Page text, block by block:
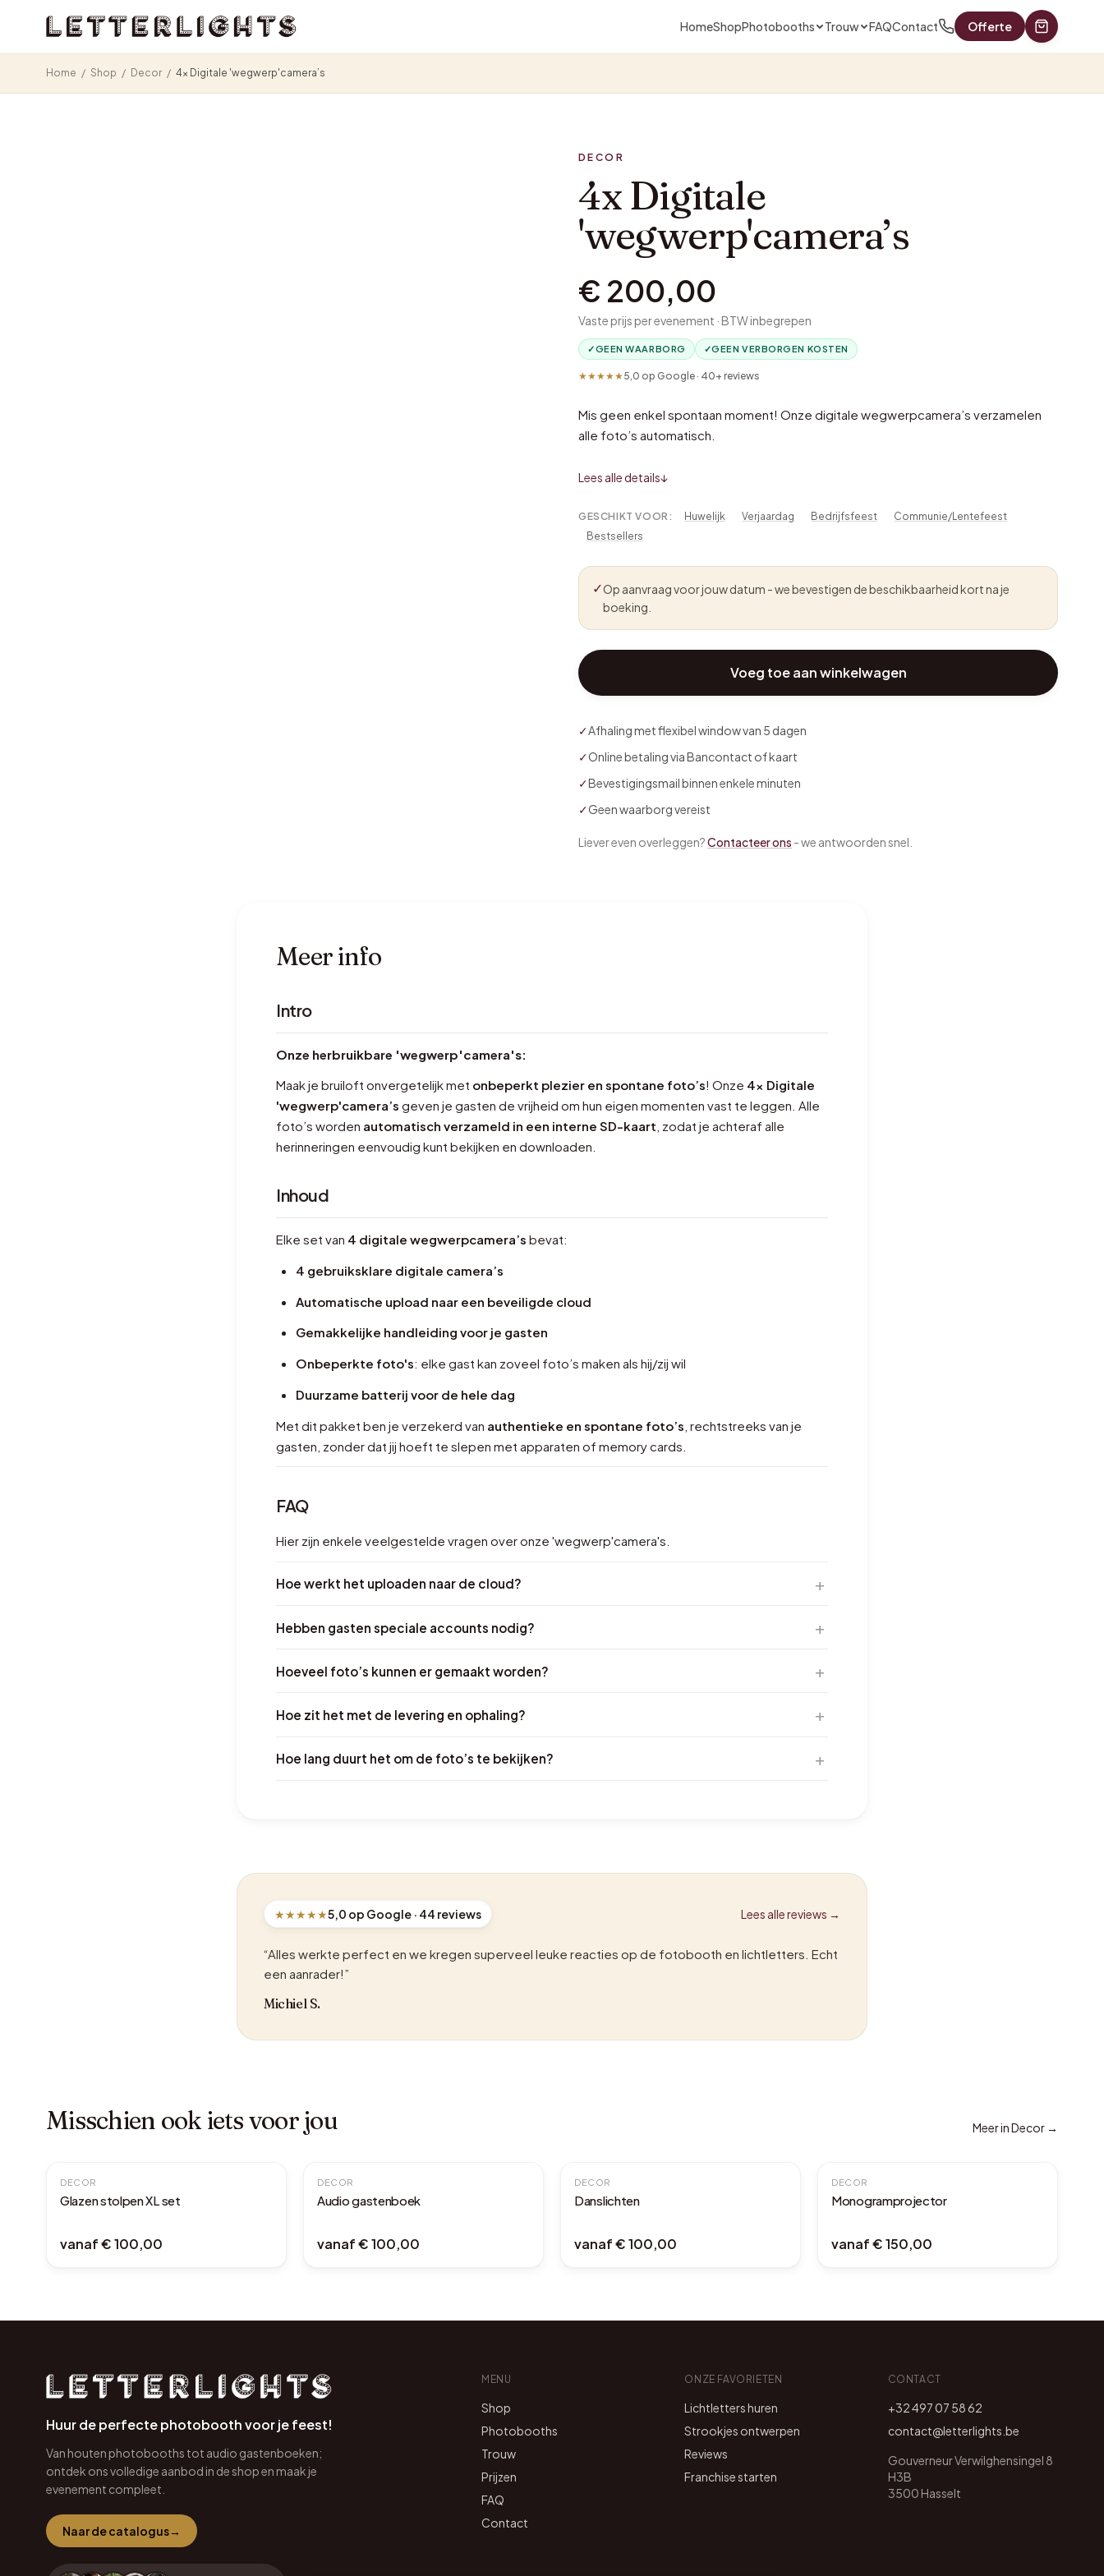
HomeShopPhotobooths Trouw FAQContact Offerte
Home / Shop / Decor / 4x Digitale 'wegwerp'camera’s
DECOR
4x Digitale
'wegwerp'camera’s
€ 200,00
Vaste prijs per evenement · BTW inbegrepen
✓GEEN WAARBORG ✓GEEN VERBORGEN KOSTEN
★★★★★5,0 op Google · 40+ reviews
Mis geen enkel spontaan moment! Onze digitale wegwerpcamera’s verzamelen
alle foto’s automatisch.
Lees alle details↓
GESCHIKT VOOR: Huwelijk Verjaardag Bedrijfsfeest
Communie/Lentefeest
Bestsellers
✓Op aanvraag voor jouw datum - we bevestigen de beschikbaarheid kort na je
boeking.
Voeg toe aan winkelwagen
✓Afhaling met flexibel window van 5 dagen
✓Online betaling via Bancontact of kaart
✓Bevestigingsmail binnen enkele minuten
✓Geen waarborg vereist
Liever even overleggen?Contacteer ons - we antwoorden snel.
Meer info
Intro
Onze herbruikbare 'wegwerp'camera's:
Maak je bruiloft onvergetelijk met onbeperkt plezier en spontane foto’s! Onze 4x Digitale
'wegwerp'camera’s geven je gasten de vrijheid om hun eigen momenten vast te leggen. Alle
foto’s worden automatisch verzameld in een interne SD-kaart , zodat je achteraf alle
herinneringen eenvoudig kunt bekijken en downloaden.
Inhoud
Elke set van 4 digitale wegwerpcamera’s bevat:
4 gebruiksklare digitale camera’s
Automatische upload naar een beveiligde cloud
Gemakkelijke handleiding voor je gasten
Onbeperkte foto's: elke gast kan zoveel foto’s maken als hij/zij wil
Duurzame batterij voor de hele dag
Met dit pakket ben je verzekerd van authentieke en spontane foto’s , rechtstreeks van je
gasten, zonder dat jij hoeft te slepen met apparaten of memory cards.
FAQ
Hier zijn enkele veelgestelde vragen over onze 'wegwerp'camera's.
Hoe werkt het uploaden naar de cloud?
Hebben gasten speciale accounts nodig?
Hoeveel foto’s kunnen er gemaakt worden?
Hoe zit het met de levering en ophaling?
Hoe lang duurt het om de foto’s te bekijken?
★★★★★5,0 op Google · 44 reviews Lees alle reviews →
“Alles werkte perfect en we kregen superveel leuke reacties op de fotobooth en lichtletters. Echt
een aanrader!”
Michiel S.
Misschien ook iets voor jou Meer inDecor →
DECOR
Glazen stolpen XL set
vanaf€ 100,00
DECOR
Audio gastenboek
vanaf€ 100,00
DECOR
Danslichten
vanaf€ 100,00
DECOR
Monogramprojector
vanaf€ 150,00
Huur de perfecte photobooth voor je feest!
Van houten photobooths tot audio gastenboeken;
ontdek ons volledige aanbod in de shop en maak je
evenement compleet.
Naar de catalogus→
MENU
Shop
Photobooths
Trouw
Prijzen
FAQ
Contact
CONTACT
+32 497 07 58 62
contact@letterlights.be
Gouverneur Verwilghensingel 8
H3B
3500 Hasselt
ONZE FAVORIETEN
Lichtletters huren
Strookjes ontwerpen
Reviews
Franchise starten